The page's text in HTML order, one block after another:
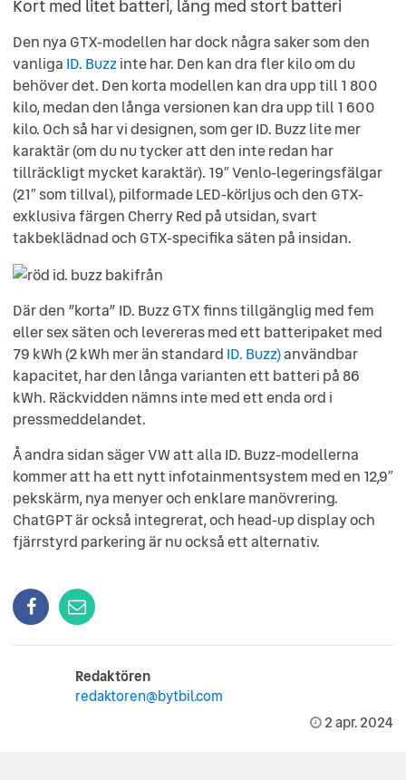
Kort med litet batteri, lång med stort batteri
Den nya GTX-modellen har dock några saker som den
vanliga ID. Buzzinte har. Den kan dra fler kilo om du
behöver det. Den korta modellen kan dra upp till 1 800
kilo, medan den långa versionen kan dra upp till 1 600
kilo. Och så har vi designen, som ger ID. Buzz lite mer
karaktär (om du nu tycker att den inte redan har
tillräckligt mycket karaktär). 19″ Venlo-legeringsfälgar
(21″ som tillval), pilformade LED-körljus och den GTX-
exklusiva färgen Cherry Red på utsidan, svart
takbeklädnad och GTX-specifika säten på insidan.
Där den ”korta” ID. Buzz GTX finns tillgänglig med fem
eller sex säten och levereras med ett batteripaket med
79 kWh (2 kWh mer än standard ID. Buzz)användbar
kapacitet, har den långa varianten ett batteri på 86
kWh. Räckvidden nämns inte med ett enda ord i
pressmeddelandet.
Å andra sidan säger VW att alla ID. Buzz-modellerna
kommer att ha ett nytt infotainmentsystem med en 12,9″
pekskärm, nya menyer och enklare manövrering.
ChatGPT är också integrerat, och head-up display och
fjärrstyrd parkering är nu också ett alternativ.
Redaktören
redaktoren@bytbil.com
2 apr. 2024